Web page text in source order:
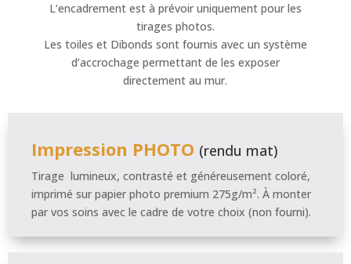
L’encadrement est à prévoir uniquement pour les
tirages photos.
Les toiles et Dibonds sont fournis avec un système
d’accrochage permettant de les exposer
directement au mur.
Impression PHOTO (rendu mat)
Tirage lumineux, contrasté et généreusement coloré,
imprimé sur papier photo premium 275g/m². À monter
par vos soins avec le cadre de votre choix (non fourni).